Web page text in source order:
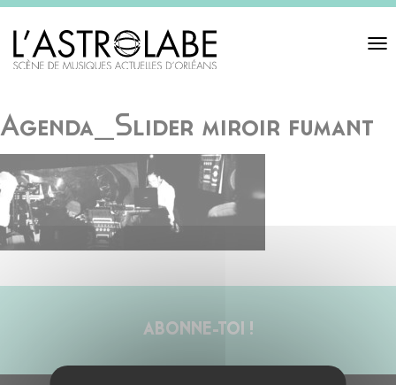
Toggle
Agenda_Slider miroir fumant
ABONNE-TOI !